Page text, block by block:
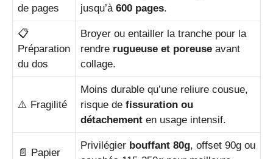
de pages
jusqu’à 600 pages.
📋
Préparation
du dos
Broyer ou entailler la tranche pour la
rendre rugueuse et poreuse avant
collage.
⚠️ Fragilité
Moins durable qu’une reliure cousue,
risque de fissuration ou
détachement en usage intensif.
📄 Papier
Privilégier bouffant 80g, offset 90g ou